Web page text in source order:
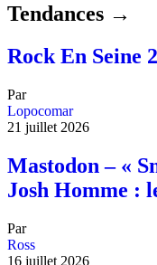
Tendances →
Rock En Seine
Par
Lopocomar
21 juillet 2026
Mastodon – «
Josh Homme :
Par
Ross
16 juillet 2026